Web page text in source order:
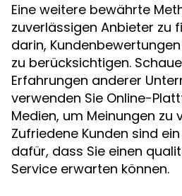
Eine weitere bewährte
zuverlässigen Anbieter zu
darin,
zu berücksichtigen.
Erfahrungen anderer
verwenden Sie Online-
Medien, um Meinungen zu
Zufriedene Kunden sind
dafür, dass Sie einen
Service erwarten können.